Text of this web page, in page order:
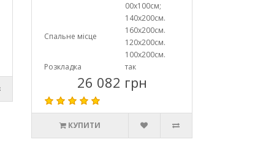
00х100см;
Спальне місце
140х200см.
160х200см.
120х200см.
100х200см.
Розкладка
так
26 082 грн
КУПИТИ